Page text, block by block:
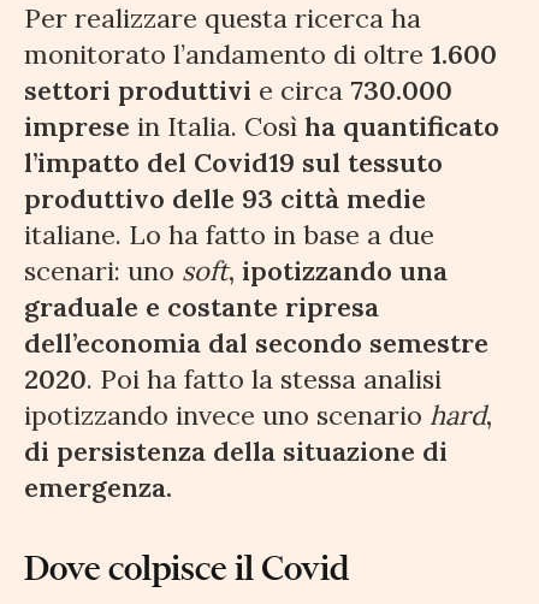
Per realizzare questa ricerca ha
monitorato l’andamento di oltre 1.600
settori produttivi e circa 730.000
imprese in Italia. Così ha quantificato
l’impatto del Covid19 sul tessuto
produttivo delle 93 città medie
italiane. Lo ha fatto in base a due
scenari: uno soft, ipotizzando una
graduale e costante ripresa
dell’economia dal secondo semestre
2020. Poi ha fatto la stessa analisi
ipotizzando invece uno scenario hard,
di persistenza della situazione di
emergenza.
Dove colpisce il Covid